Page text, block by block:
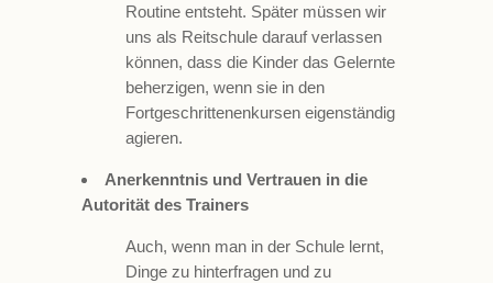
Routine entsteht. Später müssen wir
uns als Reitschule darauf verlassen
können, dass die Kinder das Gelernte
beherzigen, wenn sie in den
Fortgeschrittenenkursen eigenständig
agieren.
Anerkenntnis und Vertrauen in die
Autorität des Trainers
Auch, wenn man in der Schule lernt,
Dinge zu hinterfragen und zu